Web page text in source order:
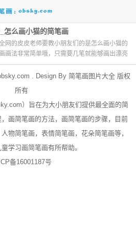
怎么画小猫的简笔画
网的皮皮老师要教小朋友们的是怎么画小猫的
画法非常简单哦，只需要几笔就能够画出漂亮
学会画小猫...
09-28
. Design By 简笔画图片大全版权
所有
）旨在为大小朋友们提供最全面的简
画简笔画的方法，画简笔画的步骤，目前
人物简笔画 ，表情简笔画， 花朵简笔画等，
学习画简笔画有所帮助。
备16001187号